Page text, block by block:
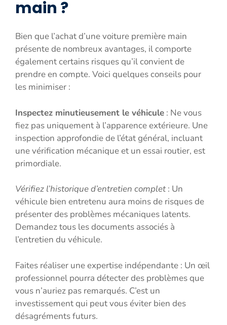
main ?
Bien que l’achat d’une voiture première main
présente de nombreux avantages, il comporte
également certains risques qu’il convient de
prendre en compte. Voici quelques conseils pour
les minimiser :
Inspectez minutieusement le véhicule : Ne vous
fiez pas uniquement à l’apparence extérieure. Une
inspection approfondie de l’état général, incluant
une vérification mécanique et un essai routier, est
primordiale.
Vérifiez l’historique d’entretien complet: Un
véhicule bien entretenu aura moins de risques de
présenter des problèmes mécaniques latents.
Demandez tous les documents associés à
l’entretien du véhicule.
Faites réaliser une expertise indépendante : Un œil
professionnel pourra détecter des problèmes que
vous n’auriez pas remarqués. C’est un
investissement qui peut vous éviter bien des
désagréments futurs.